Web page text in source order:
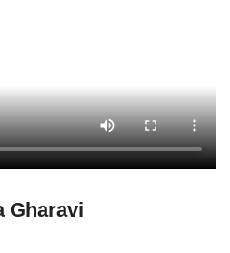
Gharavi